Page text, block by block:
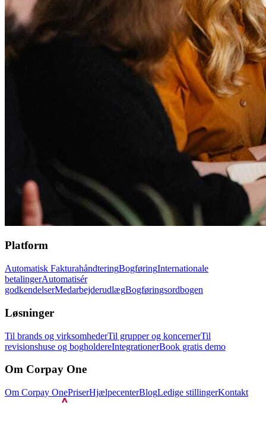
Platform
Automatisk FakturahåndteringBogføringInternationale
betalingerAutomatisér
godkendelserMedarbejderudlægBogføringsordbogen
Løsninger
Til brands og virksomhederTil grupper og koncernerTil
revisionshuse og bogholdereIntegrationerBook gratis demo
Om Corpay One
Om Corpay OnePriserHjælpecenterBlogLedige stillingerKontakt